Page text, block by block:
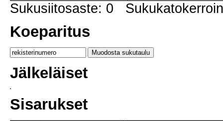
Sukusiitosaste: 0
Koeparitus
Jälkeläiset
Sisarukset